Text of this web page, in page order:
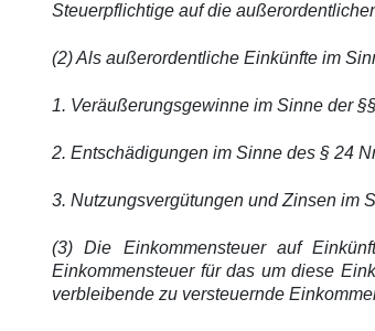
Steuerpflichtige auf die
(2) Als außerordentliche Einkünfte im
1. Veräußerungsgewinne im Sinne der
2. Entschädigungen im Sinne des § 24
3. Nutzungsvergütungen und Zinsen im
(3) Die Einkommensteuer auf
Einkommensteuer für das um diese
verbleibende zu versteuernde